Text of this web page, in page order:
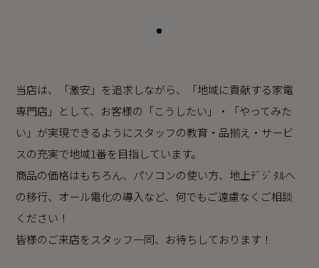
当店は、「激安」を追求しながら、「地域に貢献する家電
専門店」として、お客様の「こうしたい」・「やってみた
い」が実現できるようにスタッフの教育・品揃え・サービ
スの充実で地域1番を目指しています。
商品の価格はもちろん、パソコンの使い方、地上ﾃﾞｼﾞﾀﾙへ
の移行、オール電化の導入など、何でもご遠慮なくご相談
ください！
皆様のご来店をスタッフ一同、お待ちしております！